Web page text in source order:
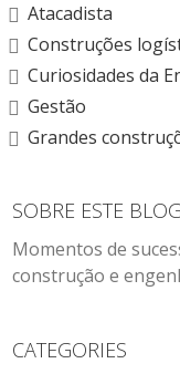
Atacadista
Construções
Curiosidades da
Gestão
Grandes
SOBRE ESTE BLOG
Momentos de
construção e
CATEGORIES